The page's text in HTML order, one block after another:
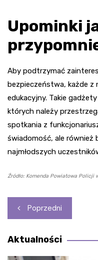
Upominki
Aby podtrzymać
bezpieczeństwa, każde z
edukacyjny. Takie
których należy
spotkania z
świadomość, ale również
najmłodszych
Źródło: Komenda Powiatowa Policji
Nawigacja
wpisu
Poprzedni
Aktualności